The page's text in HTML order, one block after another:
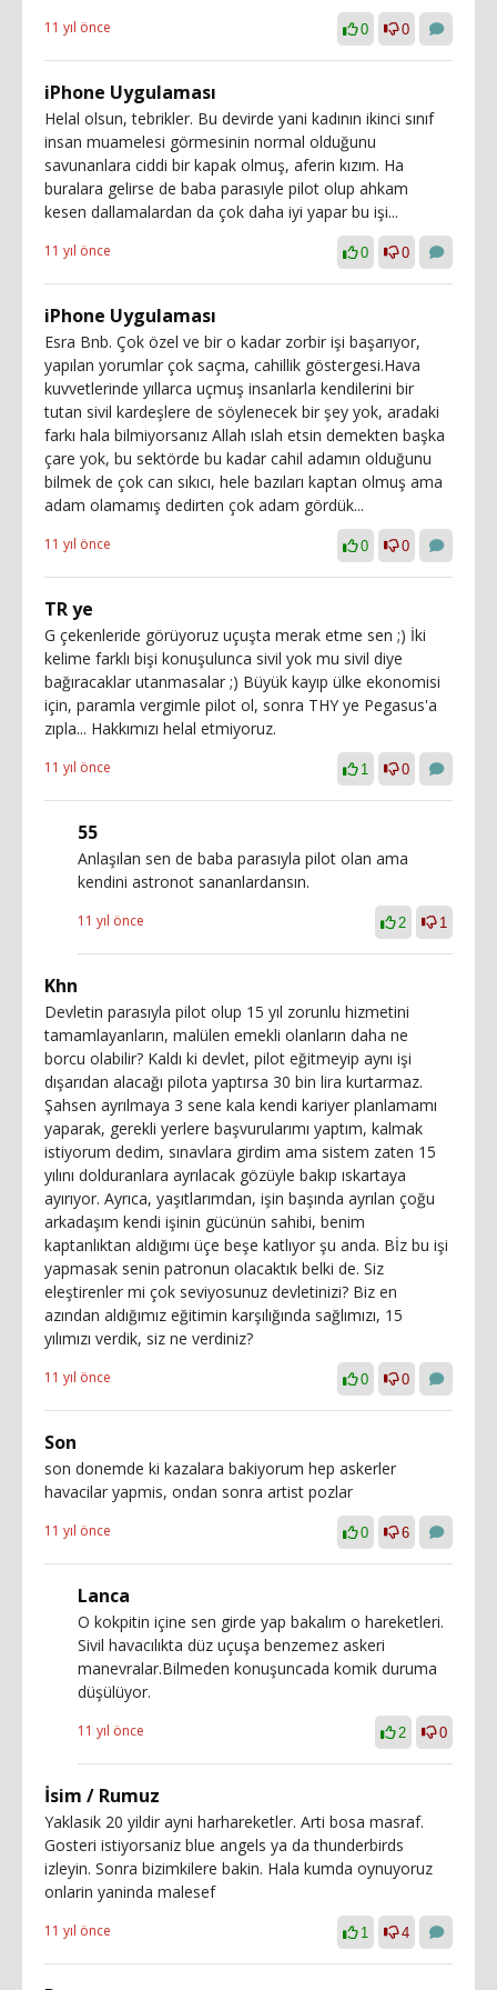
11 yıl önce 0 0
iPhone Uygulaması
Helal olsun, tebrikler. Bu devirde yani kadının ikinci sınıf
insan muamelesi görmesinin normal olduğunu
savunanlara ciddi bir kapak olmuş, aferin kızım. Ha
buralara gelirse de baba parasıyle pilot olup ahkam
kesen dallamalardan da çok daha iyi yapar bu işi...
11 yıl önce 0 0
iPhone Uygulaması
Esra Bnb. Çok özel ve bir o kadar zorbir işi başarıyor,
yapılan yorumlar çok saçma, cahillik göstergesi.Hava
kuvvetlerinde yıllarca uçmuş insanlarla kendilerini bir
tutan sivil kardeşlere de söylenecek bir şey yok, aradaki
farkı hala bilmiyorsanız Allah ıslah etsin demekten başka
çare yok, bu sektörde bu kadar cahil adamın olduğunu
bilmek de çok can sıkıcı, hele bazıları kaptan olmuş ama
adam olamamış dedirten çok adam gördük...
11 yıl önce 0 0
TR ye
G çekenleride görüyoruz uçuşta merak etme sen ;) İki
kelime farklı bişi konuşulunca sivil yok mu sivil diye
bağıracaklar utanmasalar ;) Büyük kayıp ülke ekonomisi
için, paramla vergimle pilot ol, sonra THY ye Pegasus'a
zıpla... Hakkımızı helal etmiyoruz.
11 yıl önce 1 0
55
Anlaşılan sen de baba parasıyla pilot olan ama
kendini astronot sananlardansın.
11 yıl önce 2 1
Khn
Devletin parasıyla pilot olup 15 yıl zorunlu hizmetini
tamamlayanların, malülen emekli olanların daha ne
borcu olabilir? Kaldı ki devlet, pilot eğitmeyip aynı işi
dışarıdan alacağı pilota yaptırsa 30 bin lira kurtarmaz.
Şahsen ayrılmaya 3 sene kala kendi kariyer planlamamı
yaparak, gerekli yerlere başvurularımı yaptım, kalmak
istiyorum dedim, sınavlara girdim ama sistem zaten 15
yılını dolduranlara ayrılacak gözüyle bakıp ıskartaya
ayırıyor. Ayrıca, yaşıtlarımdan, işin başında ayrılan çoğu
arkadaşım kendi işinin gücünün sahibi, benim
kaptanlıktan aldığımı üçe beşe katlıyor şu anda. Bİz bu işi
yapmasak senin patronun olacaktık belki de. Siz
eleştirenler mi çok seviyosunuz devletinizi? Biz en
azından aldığımız eğitimin karşılığında sağlımızı, 15
yılımızı verdik, siz ne verdiniz?
11 yıl önce 0 0
Son
son donemde ki kazalara bakiyorum hep askerler
havacilar yapmis, ondan sonra artist pozlar
11 yıl önce 0 6
Lanca
O kokpitin içine sen girde yap bakalım o hareketleri.
Sivil havacılıkta düz uçuşa benzemez askeri
manevralar.Bilmeden konuşuncada komik duruma
düşülüyor.
11 yıl önce 2 0
İsim / Rumuz
Yaklasik 20 yildir ayni harhareketler. Arti bosa masraf.
Gosteri istiyorsaniz blue angels ya da thunderbirds
izleyin. Sonra bizimkilere bakin. Hala kumda oynuyoruz
onlarin yaninda malesef
11 yıl önce 1 4